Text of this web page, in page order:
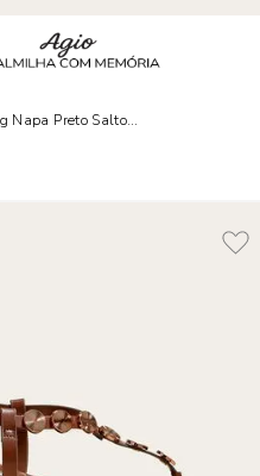
Napa Preto Salto Bloco